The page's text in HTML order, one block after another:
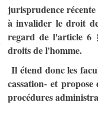
jurisprudence
à invalider le droit
regard de l'article 6
droits de l'homme.
Il étend donc les
cassation- et
procédures